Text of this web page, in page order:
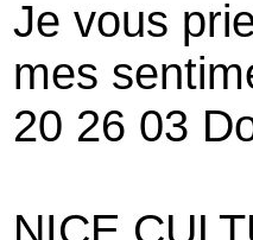
Je vous
mes
20 26 03
NICE